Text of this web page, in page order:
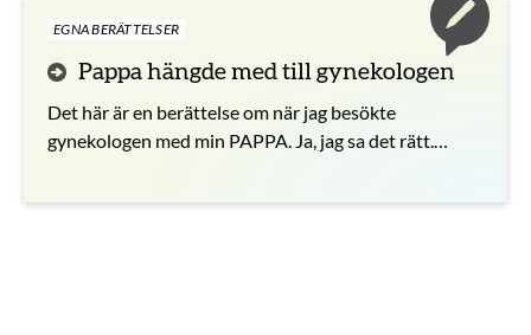
EGNA BERÄTTELSER
Pappa hängde med till gynekologen
Det här är en berättelse om när jag besökte
gynekologen med min PAPPA. Ja, jag sa det rätt.